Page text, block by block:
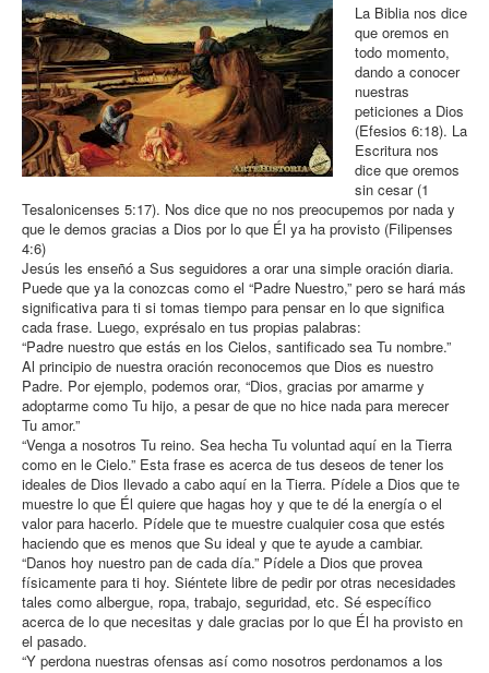
La Biblia nos dice
que oremos en
todo momento,
dando a conocer
nuestras
peticiones a Dios
(Efesios 6:18). La
Escritura nos
dice que oremos
sin cesar (1
Tesalonicenses 5:17). Nos dice que no nos preocupemos por nada y
que le demos gracias a Dios por lo que Él ya ha provisto (Filipenses
4:6)
Jesús les enseñó a Sus seguidores a orar una simple oración diaria.
Puede que ya la conozcas como el “Padre Nuestro,” pero se hará más
significativa para ti si tomas tiempo para pensar en lo que significa
cada frase. Luego, exprésalo en tus propias palabras:
“Padre nuestro que estás en los Cielos, santificado sea Tu nombre.”
Al principio de nuestra oración reconocemos que Dios es nuestro
Padre. Por ejemplo, podemos orar, “Dios, gracias por amarme y
adoptarme como Tu hijo, a pesar de que no hice nada para merecer
Tu amor.”
“Venga a nosotros Tu reino. Sea hecha Tu voluntad aquí en la Tierra
como en le Cielo.” Esta frase es acerca de tus deseos de tener los
ideales de Dios llevado a cabo aquí en la Tierra. Pídele a Dios que te
muestre lo que Él quiere que hagas hoy y que te dé la energía o el
valor para hacerlo. Pídele que te muestre cualquier cosa que estés
haciendo que es menos que Su ideal y que te ayude a cambiar.
“Danos hoy nuestro pan de cada día.” Pídele a Dios que provea
físicamente para ti hoy. Siéntete libre de pedir por otras necesidades
tales como albergue, ropa, trabajo, seguridad, etc. Sé específico
acerca de lo que necesitas y dale gracias por lo que Él ha provisto en
el pasado.
“Y perdona nuestras ofensas así como nosotros perdonamos a los